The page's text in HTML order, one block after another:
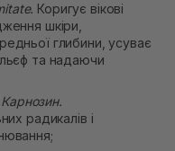
Коригує вікові
шкіри,
глибини, усуває
та надаючи
Карнозин.
радикалів і